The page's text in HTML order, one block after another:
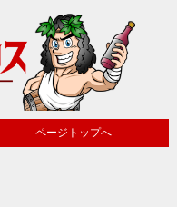
ページトップへ